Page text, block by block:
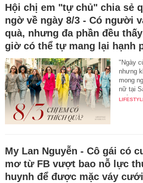
Hội chị em "tự chủ" chia sẻ
ngờ về ngày 8/3 - Có người
quà, nhưng đa phần đều
giờ có thể tự mang lại hạnh
"Ngày
nhưng
mong
nữ tại
thế…
My Lan Nguyễn - Cô gái có
mơ từ FB vượt bao nỗ lực
huynh để được mặc váy